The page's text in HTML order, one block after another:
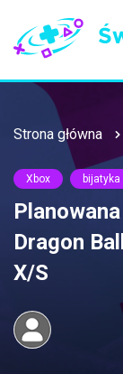
Strona główna
Xbox bijatyka
Dragon
X/S